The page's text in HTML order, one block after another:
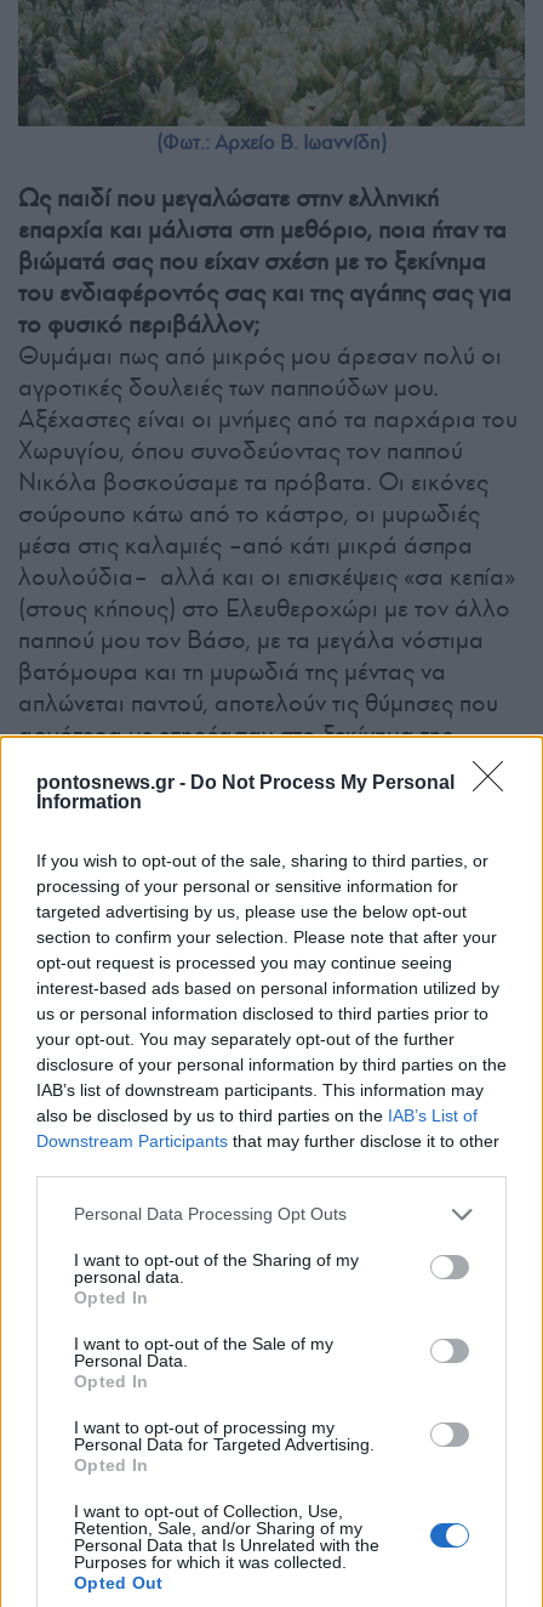
pontosnews.gr - Do Not Process My Personal
Information
If you wish to opt-out of the sale, sharing to third parties, or
processing of your personal or sensitive information for
targeted advertising by us, please use the below opt-out
section to confirm your selection. Please note that after your
opt-out request is processed you may continue seeing
interest-based ads based on personal information utilized by
us or personal information disclosed to third parties prior to
your opt-out. You may separately opt-out of the further
disclosure of your personal information by third parties on the
IAB’s list of downstream participants. This information may
also be disclosed by us to third parties on the IAB’s List of
Downstream Participants that may further disclose it to other
Please note that this website/app uses one or more Google
not limited to your visit or usage behaviour. You may click to
grant or deny consent to Google and its third-party tags to
use your data for below specified purposes in below Google
consent section.
Personal Data Processing Opt Outs
I want to opt-out of the Sharing of my
personal data.
Opted In
I want to opt-out of the Sale of my
Personal Data.
Opted In
I want to opt-out of processing my
Personal Data for Targeted Advertising.
Opted In
I want to opt-out of Collection, Use,
Retention, Sale, and/or Sharing of my
Personal Data that Is Unrelated with the
Purposes for which it was collected.
Opted Out
(Φωτ.: Αρχείο Β. Ιωαννίδη)
Ως παιδί που μεγαλώσατε στην ελληνική
επαρχία και μάλιστα στη μεθόριο, ποια ήταν τα
βιώματά σας που είχαν σχέση με το ξεκίνημα
του ενδιαφέροντός σας και της αγάπης σας για
το φυσικό περιβάλλον;
Θυμάμαι πως από μικρός μου άρεσαν πολύ οι
αγροτικές δουλειές των παππούδων μου.
Αξέχαστες είναι οι μνήμες από τα παρχάρια του
Χωρυγίου, όπου συνοδεύοντας τον παππού
Νικόλα βοσκούσαμε τα πρόβατα. Οι εικόνες
σούρουπο κάτω από το κάστρο, οι μυρωδιές
μέσα στις καλαμιές –από κάτι μικρά άσπρα
λουλούδια– αλλά και οι επισκέψεις «σα κεπία»
(στους κήπους) στο Ελευθεροχώρι με τον άλλο
παππού μου τον Βάσο, με τα μεγάλα νόστιμα
βατόμουρα και τη μυρωδιά της μέντας να
απλώνεται παντού, αποτελούν τις θύμησες που
αργότερα με επηρέασαν στο ξεκίνημα της
ενασχόλησή μου αυτή, μου
έδωσε ένα μικρό φυτό, με πολύ
όμορφο και παράξενο
λουλούδι, δίπλα στο μνήμα του
πατέρα μου.
Αυτό ήταν που πρώτο με γνώρισε με το μαγικό
κόσμο της χλωρίδας του Κιλκίς. Μέχρι τότε τη
χλωρίδα την γνώριζα μόνο ως έννοια, λόγω
Το 2007 λοιπόν θέλησα να μάθω περισσότερα
για το λουλούδι αυτό και προς μεγάλη μου
έκπληξη ανακάλυψα πως
στην περιοχή του
Κιλκίς υπάρχουν ορχιδέες
ορχιδέες τις γνώριζα από τα ανθοπωλεία και
από τη βιβλιογραφία σαν τροπικά είδη. Άρχισα
φύση που κρυβόταν δίπλα μου. Οι εμπειρίες
πολλές και μάλιστα μόλις λίγα χιλιόμετρα
μακριά από το σπίτι μου. Κάθε εξόρμηση και ένα
μπουκέτο εκπλήξεων.
Θυμάμαι μια φορά στην όμορφη Κορυφή του